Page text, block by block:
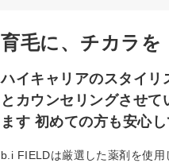
育毛に、チカラを
ハイキャリアのスタイリ
とカウンセリングさせ
ます 初めての方も安心
b.i FIELDは厳選した薬剤を使